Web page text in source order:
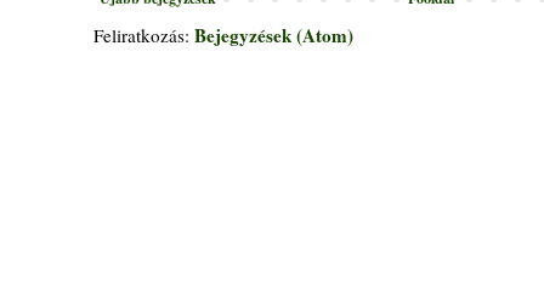
Feliratkozás: Bejegyzések (Atom)